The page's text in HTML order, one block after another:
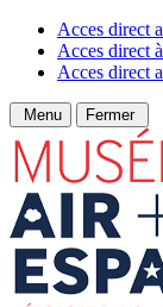
Acces direct
Acces direct
Acces direct
Menu Fermer